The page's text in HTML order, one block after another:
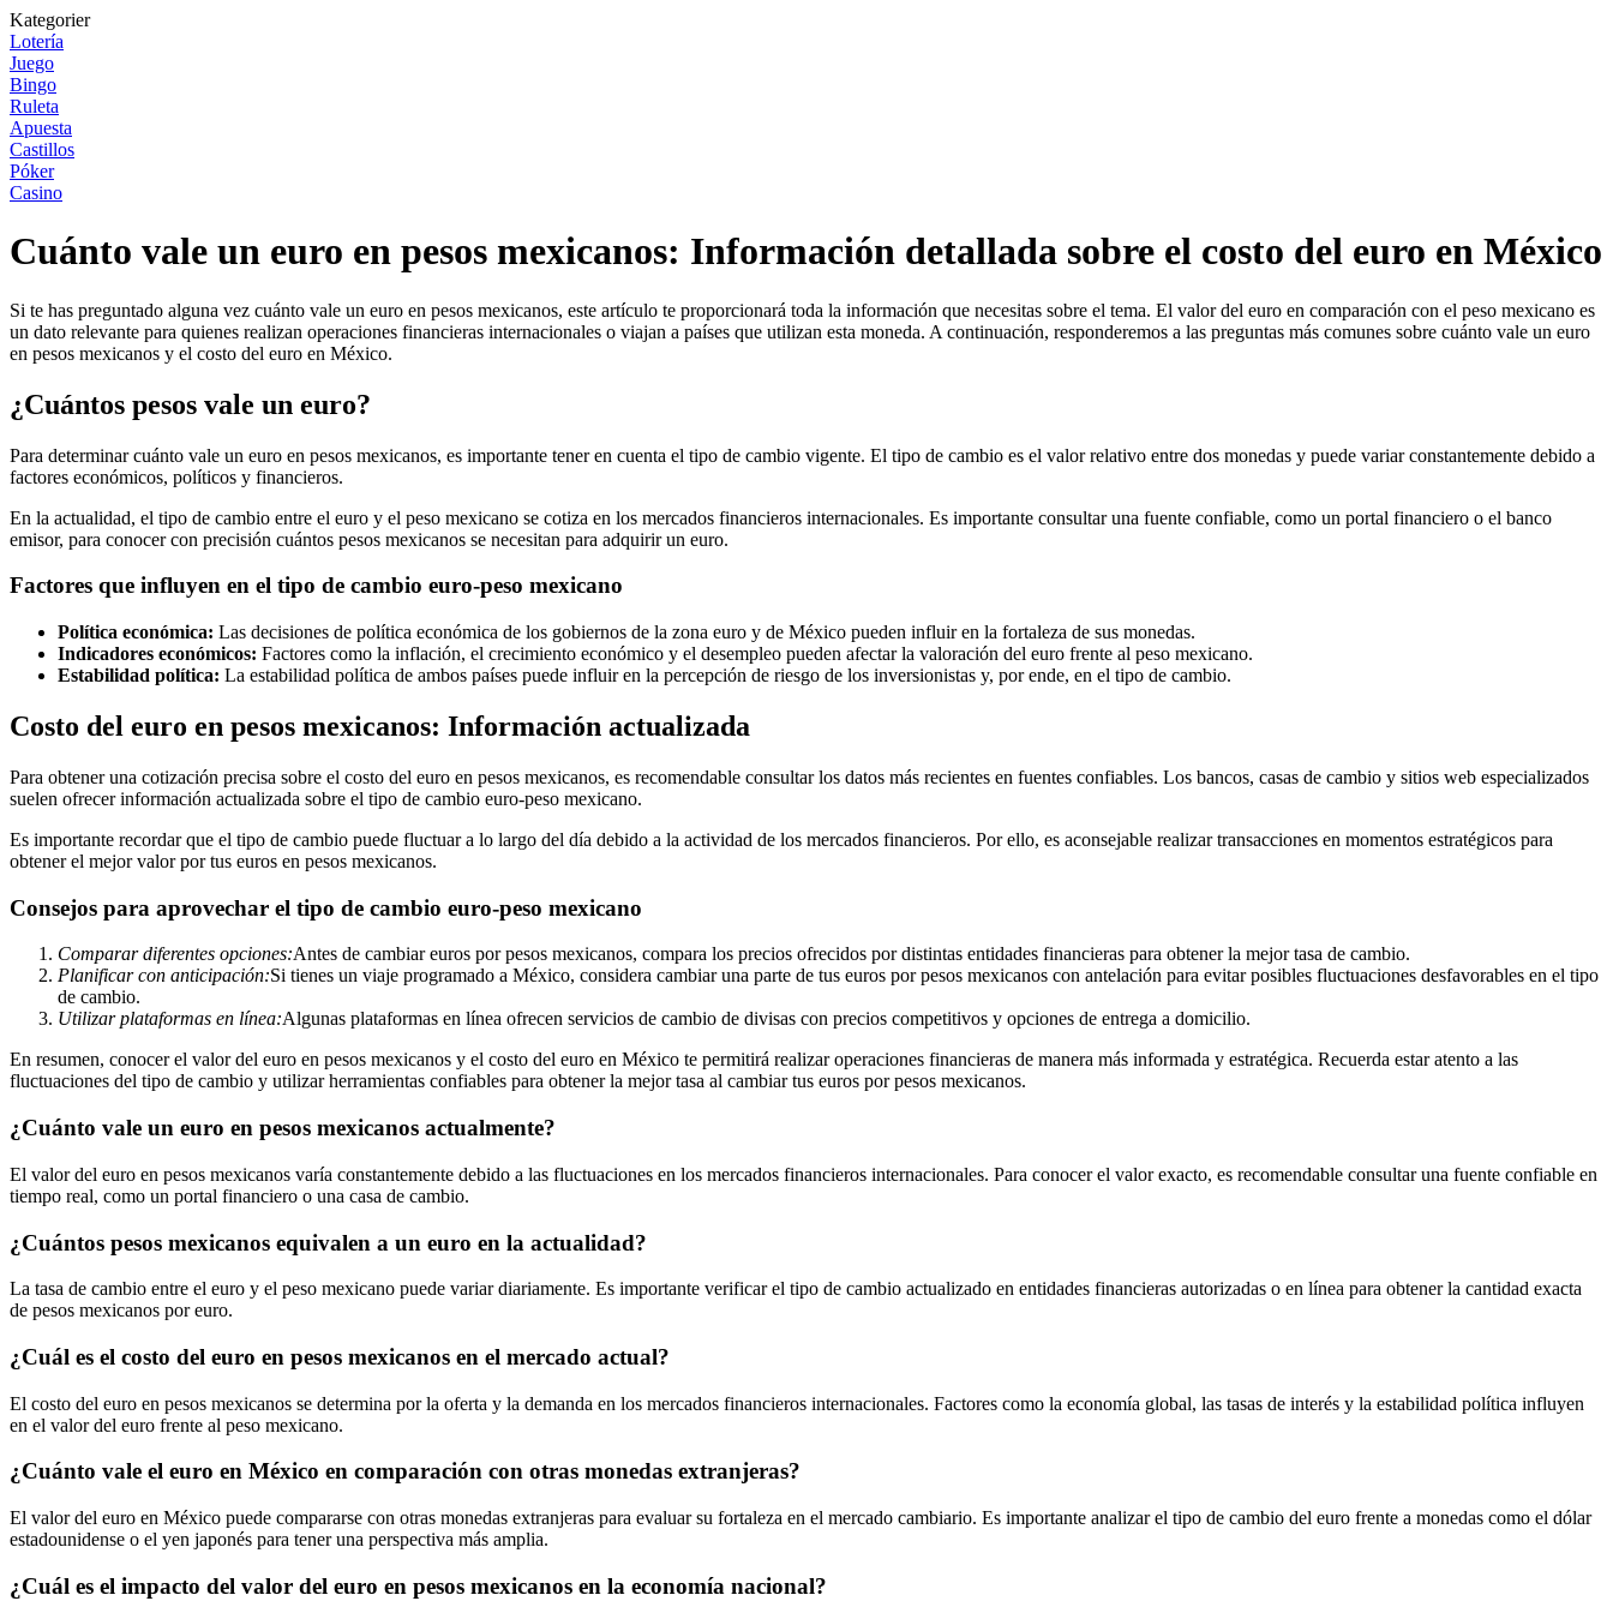
Kategorier
Lotería
Juego
Bingo
Ruleta
Apuesta
Castillos
Póker
Casino
Cuánto vale un euro en pesos mexicanos: Información detallada sobre el costo del euro en México
Si te has preguntado alguna vez cuánto vale un euro en pesos mexicanos, este artículo te proporcionará toda la información que necesitas sobre el tema. El valor del euro en comparación con el peso mexicano es
un dato relevante para quienes realizan operaciones financieras internacionales o viajan a países que utilizan esta moneda. A continuación, responderemos a las preguntas más comunes sobre cuánto vale un euro
en pesos mexicanos y el costo del euro en México.
¿Cuántos pesos vale un euro?
Para determinar cuánto vale un euro en pesos mexicanos, es importante tener en cuenta el tipo de cambio vigente. El tipo de cambio es el valor relativo entre dos monedas y puede variar constantemente debido a
factores económicos, políticos y financieros.
En la actualidad, el tipo de cambio entre el euro y el peso mexicano se cotiza en los mercados financieros internacionales. Es importante consultar una fuente confiable, como un portal financiero o el banco
emisor, para conocer con precisión cuántos pesos mexicanos se necesitan para adquirir un euro.
Factores que influyen en el tipo de cambio euro-peso mexicano
Política económica: Las decisiones de política económica de los gobiernos de la zona euro y de México pueden influir en la fortaleza de sus monedas.
Indicadores económicos: Factores como la inflación, el crecimiento económico y el desempleo pueden afectar la valoración del euro frente al peso mexicano.
Estabilidad política: La estabilidad política de ambos países puede influir en la percepción de riesgo de los inversionistas y, por ende, en el tipo de cambio.
Costo del euro en pesos mexicanos: Información actualizada
Para obtener una cotización precisa sobre el costo del euro en pesos mexicanos, es recomendable consultar los datos más recientes en fuentes confiables. Los bancos, casas de cambio y sitios web especializados
suelen ofrecer información actualizada sobre el tipo de cambio euro-peso mexicano.
Es importante recordar que el tipo de cambio puede fluctuar a lo largo del día debido a la actividad de los mercados financieros. Por ello, es aconsejable realizar transacciones en momentos estratégicos para
obtener el mejor valor por tus euros en pesos mexicanos.
Consejos para aprovechar el tipo de cambio euro-peso mexicano
Comparar diferentes opciones:Antes de cambiar euros por pesos mexicanos, compara los precios ofrecidos por distintas entidades financieras para obtener la mejor tasa de cambio.
Planificar con anticipación:Si tienes un viaje programado a México, considera cambiar una parte de tus euros por pesos mexicanos con antelación para evitar posibles fluctuaciones desfavorables en el tipo
de cambio.
Utilizar plataformas en línea:Algunas plataformas en línea ofrecen servicios de cambio de divisas con precios competitivos y opciones de entrega a domicilio.
En resumen, conocer el valor del euro en pesos mexicanos y el costo del euro en México te permitirá realizar operaciones financieras de manera más informada y estratégica. Recuerda estar atento a las
fluctuaciones del tipo de cambio y utilizar herramientas confiables para obtener la mejor tasa al cambiar tus euros por pesos mexicanos.
¿Cuánto vale un euro en pesos mexicanos actualmente?
El valor del euro en pesos mexicanos varía constantemente debido a las fluctuaciones en los mercados financieros internacionales. Para conocer el valor exacto, es recomendable consultar una fuente confiable en
tiempo real, como un portal financiero o una casa de cambio.
¿Cuántos pesos mexicanos equivalen a un euro en la actualidad?
La tasa de cambio entre el euro y el peso mexicano puede variar diariamente. Es importante verificar el tipo de cambio actualizado en entidades financieras autorizadas o en línea para obtener la cantidad exacta
de pesos mexicanos por euro.
¿Cuál es el costo del euro en pesos mexicanos en el mercado actual?
El costo del euro en pesos mexicanos se determina por la oferta y la demanda en los mercados financieros internacionales. Factores como la economía global, las tasas de interés y la estabilidad política influyen
en el valor del euro frente al peso mexicano.
¿Cuánto vale el euro en México en comparación con otras monedas extranjeras?
El valor del euro en México puede compararse con otras monedas extranjeras para evaluar su fortaleza en el mercado cambiario. Es importante analizar el tipo de cambio del euro frente a monedas como el dólar
estadounidense o el yen japonés para tener una perspectiva más amplia.
¿Cuál es el impacto del valor del euro en pesos mexicanos en la economía nacional?